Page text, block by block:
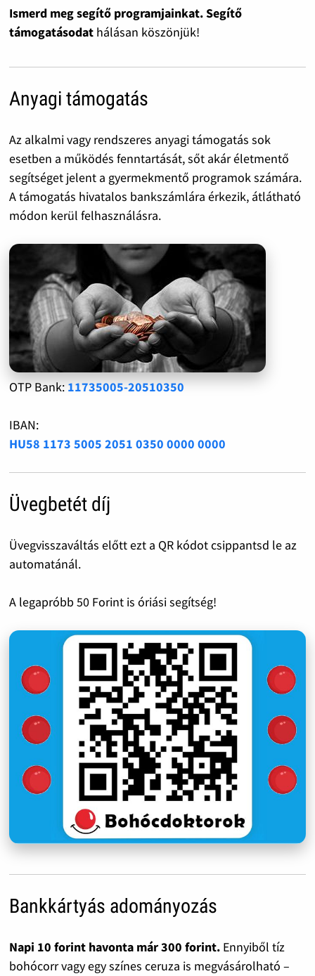
Ismerd meg segítő programjainkat. Segítő
támogatásodat hálásan köszönjük!
Anyagi támogatás
Az alkalmi vagy rendszeres anyagi támogatás sok
esetben a működés fenntartását, sőt akár életmentő
segítséget jelent a gyermekmentő programok számára.
A támogatás hivatalos bankszámlára érkezik, átlátható
módon kerül felhasználásra.
OTP Bank: 11735005-20510350
IBAN:
HU58 1173 5005 2051 0350 0000 0000
Üvegbetét díj
Üvegvisszaváltás előtt ezt a QR kódot csippantsd le az
automatánál.
A legapróbb 50 Forint is óriási segítség!
Bankkártyás adományozás
Napi 10 forint havonta már 300 forint.Ennyiből tíz
bohócorr vagy egy színes ceruza is megvásárolható –